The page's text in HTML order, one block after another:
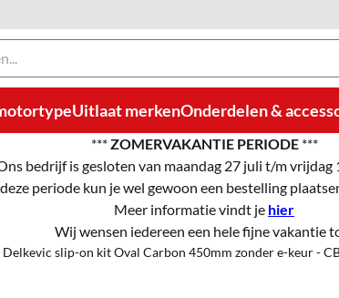
Uitlaat merkenOnderdelen &
***ZOMERVAKANTIE PERIODE***
bedrijf is gesloten van maandag 27 juli t/m vrijdag
periode kun je wel gewoon een bestelling
Meer informatie vindt je hier
Wij wensen iedereen een hele fijne vakantie
Delkevic slip-on kit Oval Carbon 450mm zonder e-keur -